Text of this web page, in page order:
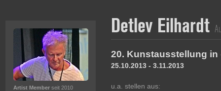
Artist Memberseit 2010
Detlev Eilhardt
20. Kunstausstellung in
25.10.2013 - 3.11.2013
u.a. stellen aus: